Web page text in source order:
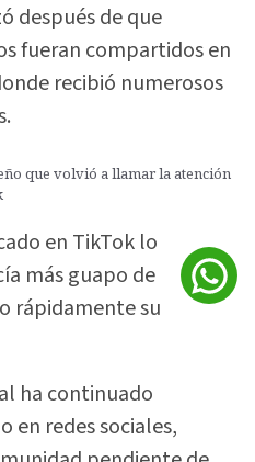
después de que
fueran compartidos en
recibió numerosos
que volvió a llamar la atención
en TikTok lo
más guapo de
rápidamente su
ha continuado
en redes sociales,